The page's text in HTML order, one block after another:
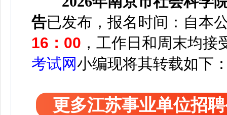
告已发布， 报名时间：自本
16：00 ，工作日和周末均
考试网小编现将其转载如下
更多江苏事业单位招